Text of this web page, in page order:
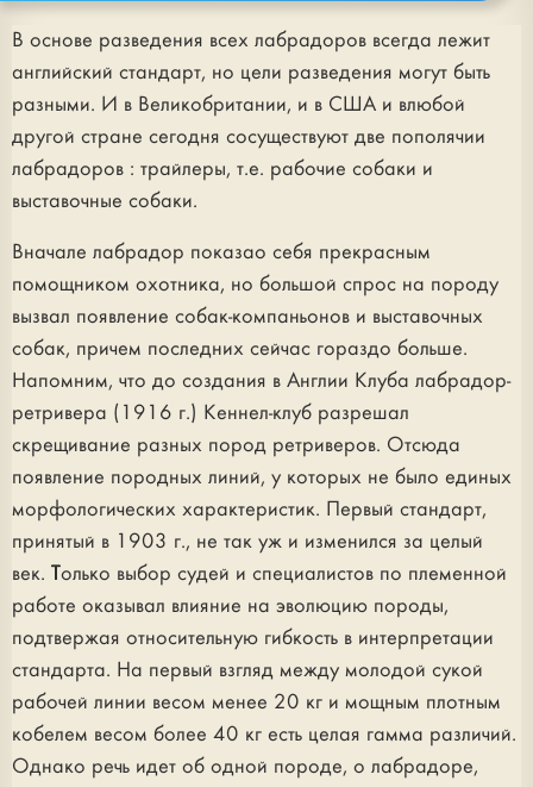
В основе разведения всех лабрадоров всегда лежит
английский стандарт, но цели разведения могут быть
разными. И в Великобритании, и в США и влюбой
другой стране сегодня сосуществуют две пополячии
лабрадоров : трайлеры, т.е. рабочие собаки и
выставочные собаки.
Вначале лабрадор показао себя прекрасным
помощником охотника, но большой спрос на породу
вызвал появление собак-компаньонов и выставочных
собак, причем последних сейчас гораздо больше.
Напомним, что до создания в Англии Клуба лабрадор-
ретривера (1916 г.) Кеннел-клуб разрешал
скрещивание разных пород ретриверов. Отсюда
появление породных линий, у которых не было единых
морфологических характеристик. Первый стандарт,
принятый в 1903 г., не так уж и изменился за целый
век. Только выбор судей и специалистов по племенной
работе оказывал влияние на эволюцию породы,
подтвержая относительную гибкость в интерпретации
стандарта. На первый взгляд между молодой сукой
рабочей линии весом менее 20 кг и мощным плотным
кобелем весом более 40 кг есть целая гамма различий.
Однако речь идет об одной породе, о лабрадоре,